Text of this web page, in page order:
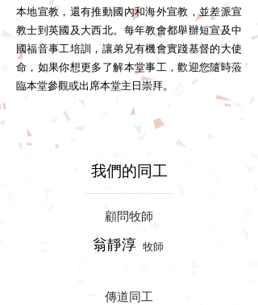
本地宣教，還有推動國內和海外宣教，並差派宣
教士到英國及大西北。每年教會都舉辦短宣及中
國福音事工培訓，讓弟兄有機會實踐基督的大使
命，如果你想更多了解本堂事工，歡迎您隨時蒞
臨本堂參觀或出席本堂主日崇拜。
我們的同工
顧問牧師
翁靜淳 牧師
傳道同工